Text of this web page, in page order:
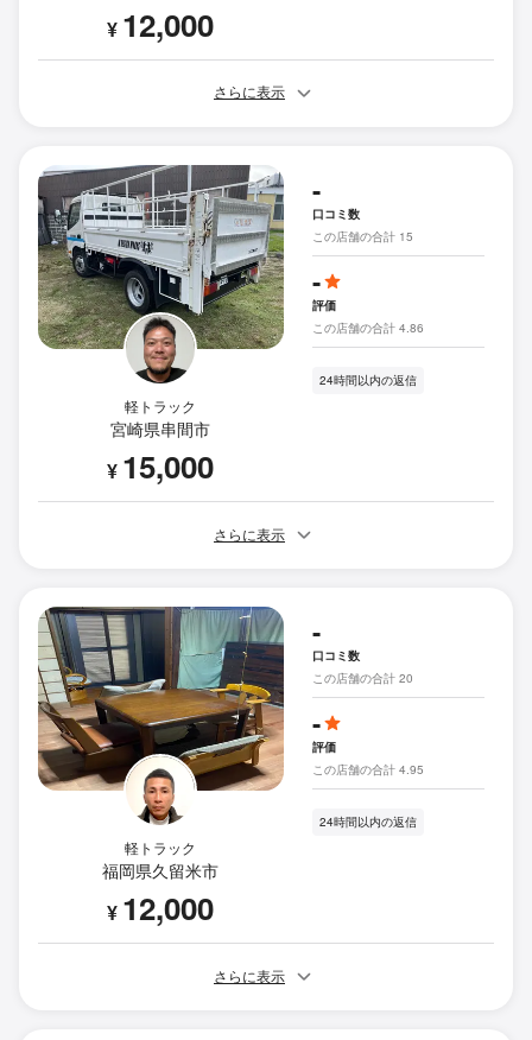
¥ 12,000
さらに表示
軽トラック
宮崎県串間市
¥ 15,000
-
口コミ数
この店舗の合計 15
-
評価
この店舗の合計 4.86
24時間以内の返信
さらに表示
軽トラック
福岡県久留米市
¥ 12,000
-
口コミ数
この店舗の合計 20
-
評価
この店舗の合計 4.95
24時間以内の返信
さらに表示